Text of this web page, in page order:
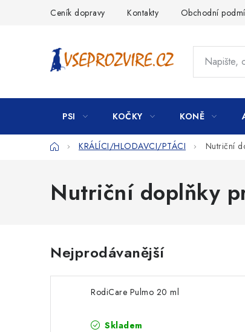
Ceník dopravy Kontakty Obchodní
PSI KOČKY KONĚ
DomůKRÁLÍCI/HLODAVCI/PTÁCI Nutriční
Nutriční doplňky
Nejprodávanější
RodiCare Pulmo 20 ml
Skladem